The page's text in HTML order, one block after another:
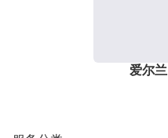
爱尔兰